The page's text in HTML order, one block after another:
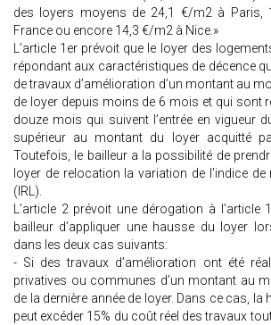
des loyers moyens de 24,1 €/m2 à Paris,
France ou encore 14,3 €/m2 à Nice.»
L’article 1er prévoit que le loyer des
répondant aux caractéristiques de décence
de travaux d’amélioration d’un montant au
de loyer depuis moins de 6 mois et qui sont
douze mois qui suivent l’entrée en vigueur
supérieur au montant du loyer acquitté
Toutefois, le bailleur a la possibilité de
loyer de relocation la variation de l’indice
(IRL).
L’article 2 prévoit une dérogation à l’article
bailleur d’appliquer une hausse du loyer
dans les deux cas suivants:
- Si des travaux d’amélioration ont été
privatives ou communes d’un montant au
de la dernière année de loyer. Dans ce cas, la
peut excéder 15% du coût réel des travaux